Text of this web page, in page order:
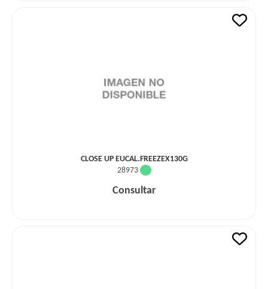
CLOSE UP EUCAL.FREEZEX130G
28973
Consultar